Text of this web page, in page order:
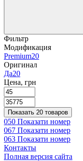
Фильтр
Модификация
Premium20
Оригинал
Да20
Цена, грн
Показать 20 товаров
050 Показати номер
067 Показати номер
063 Показати номер
Контакты
Полная версия сайта